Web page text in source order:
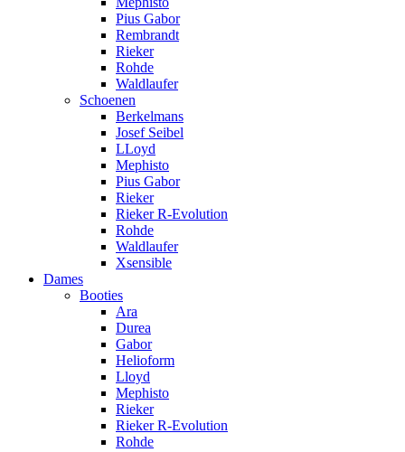
Pius Gabor
Rembrandt
Rieker
Rohde
Waldlaufer
Schoenen
Berkelmans
Josef Seibel
LLoyd
Mephisto
Pius Gabor
Rieker
Rieker R-Evolution
Rohde
Waldlaufer
Xsensible
Dames
Booties
Ara
Durea
Gabor
Helioform
Lloyd
Mephisto
Rieker
Rieker R-Evolution
Rohde